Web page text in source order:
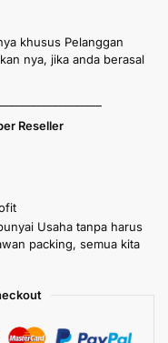
khusus Pelanggan
nya, jika anda berasal
Reseller
Usaha tanpa harus
packing, semua kita